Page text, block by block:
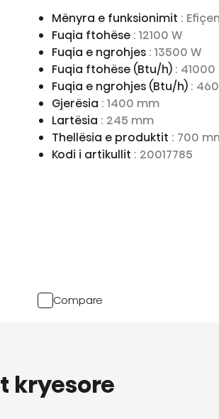
Mënyra e funksionimit :
Fuqia ftohëse : 12100 W
Fuqia e ngrohjes : 13500 W
Fuqia ftohëse (Btu/h) : 41000
Fuqia e ngrohjes (Btu/h) :
Gjerësia : 1400 mm
Lartësia : 245 mm
Thellësia e produktit : 700
Kodi i artikullit : 20017785
Compare
kryesore